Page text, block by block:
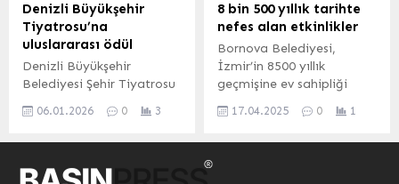
Denizli Büyükşehir
Tiyatrosu’na
uluslararası ödül
Denizli Büyükşehir
Belediyesi Şehir Tiyatrosu
“Sığıntılar” oyunu, 11.
büyük bir gururla döndü.
06.01.2026 0 3
8 bin 500 yıllık tarihte
nefes alan etkinlikler
Bornova Belediyesi,
İzmir’in 8500 yıllık
geçmişine ev sahipliği
Höyüğü’nde, hem
17.04.2025 0 1